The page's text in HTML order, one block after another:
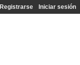
Registrarse Iniciar sesión